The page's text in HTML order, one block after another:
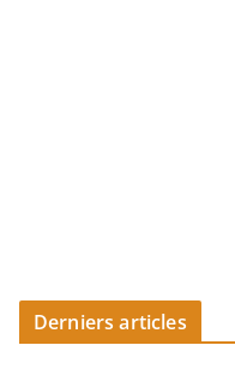
Derniers articles